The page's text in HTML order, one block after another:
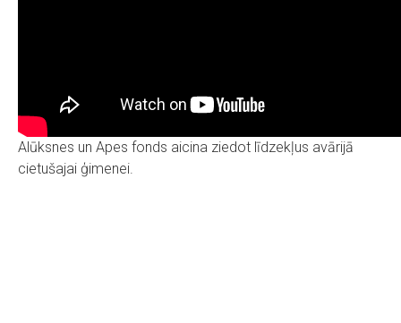
Alūksnes un Apes fonds aicina ziedot līdzekļus avārijā
cietušajai ģimenei.